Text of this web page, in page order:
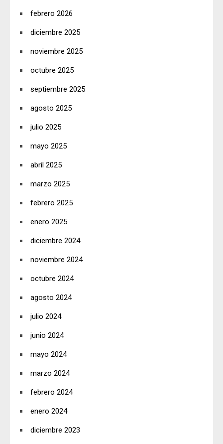
febrero 2026
diciembre 2025
noviembre 2025
octubre 2025
septiembre 2025
agosto 2025
julio 2025
mayo 2025
abril 2025
marzo 2025
febrero 2025
enero 2025
diciembre 2024
noviembre 2024
octubre 2024
agosto 2024
julio 2024
junio 2024
mayo 2024
marzo 2024
febrero 2024
enero 2024
diciembre 2023